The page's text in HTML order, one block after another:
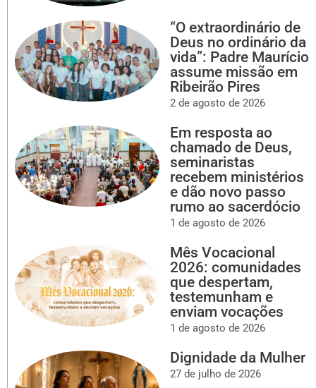
“O extraordinário de
Deus no ordinário da
vida”: Padre Maurício
assume missão em
Ribeirão Pires
2 de agosto de 2026
Em resposta ao
chamado de Deus,
seminaristas
recebem ministérios
e dão novo passo
rumo ao sacerdócio
1 de agosto de 2026
Mês Vocacional
2026: comunidades
que despertam,
testemunham e
enviam vocações
1 de agosto de 2026
Dignidade da Mulher
27 de julho de 2026